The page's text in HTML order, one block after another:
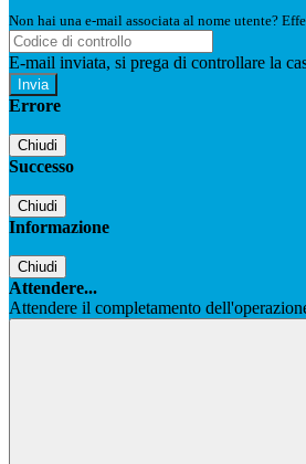
Non hai una e-mail associata al nome utente?
E-mail inviata, si prega di controllare la
Errore
Chiudi
Successo
Chiudi
Informazione
Chiudi
Attendere...
Attendere il completamento